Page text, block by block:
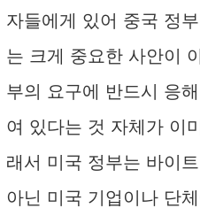
자들에게 있어 중국 정
는 크게 중요한 사안이
부의 요구에 반드시 응
여 있다는 것 자체가 이
래서 미국 정부는 바이
아닌 미국 기업이나 단